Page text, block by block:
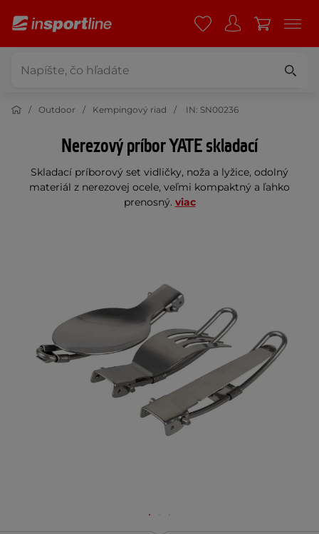
Outdoor Kempingový riad IN: SN00236
Nerezový príbor YATE skladací
Skladací príborový set vidličky, noža a lyžice, odolný
materiál z nerezovej ocele, veľmi kompaktný a ľahko
prenosný. viac